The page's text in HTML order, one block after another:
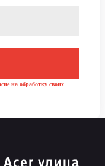
на обработку своих
улица